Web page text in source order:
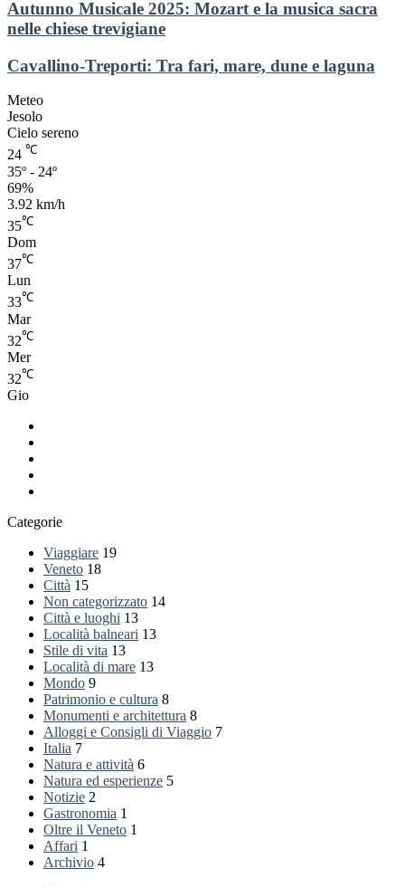
Autunno
Musicale
2025:
e
musica
sacra
nelle
chiese
trevigiane
Autunno Musicale 2025: Mozart e la musica sacra
nelle chiese trevigiane
Cavallino-
Tra
fari,
mare,
dune
e
laguna
Cavallino-Treporti: Tra fari, mare, dune e laguna
Meteo
Jesolo
Cielo sereno
24 ℃
35º - 24º
69%
3.92 km/h
35℃
Dom
37℃
Lun
33℃
Mar
32℃
Mer
32℃
Gio
Categorie
Viaggiare 19
Veneto 18
Città 15
Non categorizzato 14
Città e luoghi 13
Località balneari 13
Stile di vita 13
Località di mare 13
Mondo 9
Patrimonio e cultura 8
Monumenti e architettura 8
Alloggi e Consigli di Viaggio 7
Italia 7
Natura e attività 6
Natura ed esperienze 5
Notizie 2
Gastronomia 1
Oltre il Veneto 1
Affari 1
Archivio 4